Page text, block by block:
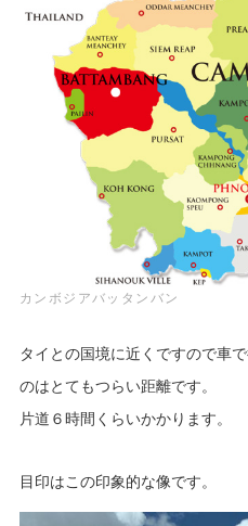
カンボジアバッタンバン
タイとの国境に近くですので車
のはとてもつらい距離です。
片道６時間くらいかかります。
目印はこの印象的な像です。